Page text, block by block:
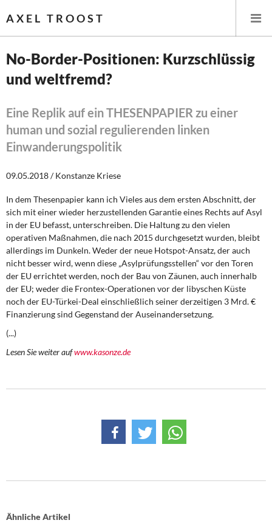
AXEL TROOST
Startseite
Themen
Leitlinien linker Wirtschafts- und Finanzpolitik
Steuer- und Finanzpolitik
Öffentliche Infrastruktur und Daseinsvorsorge
Eurokrise und Griechenland
DIE LINKE
Weitere Themen
Memo-Gruppe
No-Border-Positionen: Kurzschlüssig
und weltfremd?
Eine Replik auf ein THESENPAPIER zu einer
human und sozial regulierenden linken
Einwanderungspolitik
09.05.2018 / Konstanze Kriese
In dem Thesenpapier kann ich Vieles aus dem ersten Abschnitt, der
sich mit einer wieder herzustellenden Garantie eines Rechts auf Asyl
in der EU befasst, unterschreiben. Die Haltung zu den vielen
operativen Maßnahmen, die nach 2015 durchgesetzt wurden, bleibt
allerdings im Dunkeln. Weder der neue Hotspot-Ansatz, der auch
nicht besser wird, wenn diese „Asylprüfungsstellen“ vor den Toren
der EU errichtet werden, noch der Bau von Zäunen, auch innerhalb
der EU; weder die Frontex-Operationen vor der libyschen Küste
noch der EU-Türkei-Deal einschließlich seiner derzeitigen 3 Mrd. €
Finanzierung sind Gegenstand der Auseinandersetzung.
(...)
Lesen Sie weiter aufwww.kasonze.de
Ähnliche Artikel